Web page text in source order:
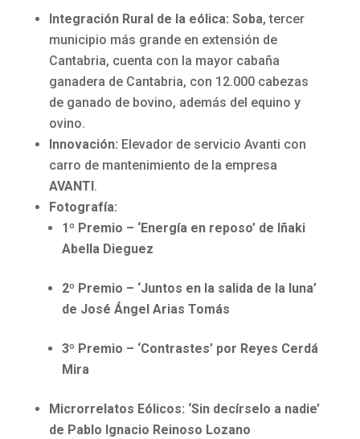
Integración Rural de la eólica: Soba, tercer
municipio más grande en extensión de
Cantabria, cuenta con la mayor cabaña
ganadera de Cantabria, con 12.000 cabezas
de ganado de bovino, además del equino y
ovino.
Innovación: Elevador de servicio Avanti con
carro de mantenimiento de la empresa
AVANTI .
Fotografía:
1º Premio – ‘Energía en reposo’ de Iñaki
Abella Dieguez
2º Premio – ‘Juntos en la salida de la luna’
de José Ángel Arias Tomás
3º Premio – ‘Contrastes’ por Reyes Cerdá
Mira
Microrrelatos Eólicos: ‘Sin decírselo a nadie’
de Pablo Ignacio Reinoso Lozano